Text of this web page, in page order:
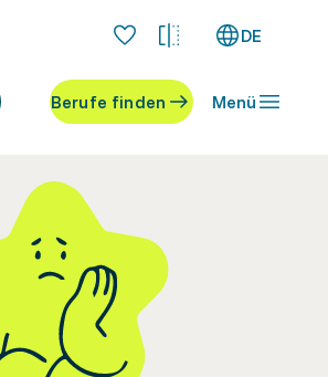
DE
Berufe finden Menü